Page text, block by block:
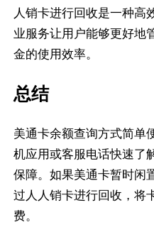
人销卡进行回收是一种高
业服务让用户能够更好地
金的使用效率。
总结
美通卡余额查询方式简单
机应用或客服电话快速了
保障。如果美通卡暂时闲
过人人销卡进行回收，将
费。